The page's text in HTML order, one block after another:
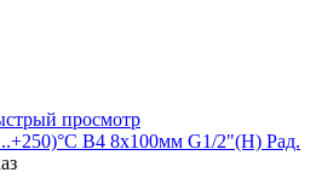
просмотр
B4 8х100мм G1/2"(Н) Рад.